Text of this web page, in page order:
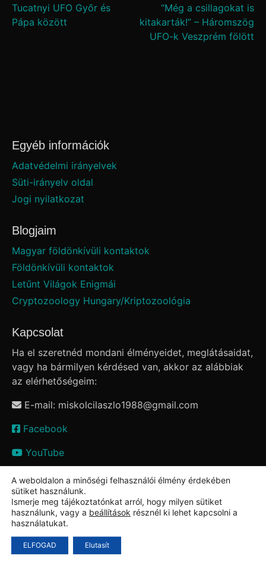
Bejegyzés
navigáció
Tucatnyi UFO Győr és
Pápa között
“Még a csillagokat is
kitakarták!” – Háromszög
UFO-k Veszprém fölött
Egyéb információk
Adatvédelmi irányelvek
Süti-irányelv oldal
Jogi nyilatkozat
Blogjaim
Magyar földönkívüli kontaktok
Földönkívüli kontaktok
Letűnt Világok Enigmái
Cryptozoology Hungary/Kriptozoológia
Kapcsolat
Ha el szeretnéd mondani élményeidet, meglátásaidat,
vagy ha bármilyen kérdésed van, akkor az alábbiak
az elérhetőségeim:
E-mail: miskolcilaszlo1988@gmail.com
Facebook
YouTube
Theme: Overlay by
A weboldalon a minőségi felhasználói élmény érdekében
sütiket használunk.
Ismerje meg tájékoztatónkat arról, hogy milyen sütiket
használunk, vagy a beállítások résznél ki lehet kapcsolni a
használatukat.
ELFOGAD Elutasít